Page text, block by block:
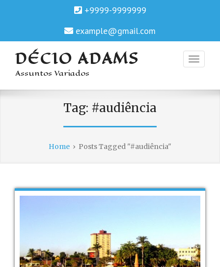
+9999-9999999
example@gmail.com
DÉCIO ADAMS
Assuntos Variados
Tag: #audiência
Home › Posts Tagged "#audiência"